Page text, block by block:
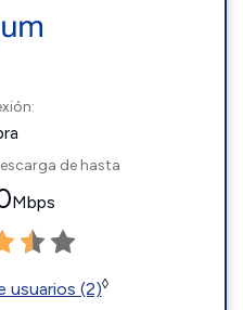
de hasta
Mbps
usuarios (2)◊